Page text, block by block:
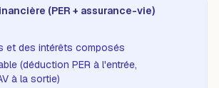
(PER + assurance-vie)
et des intérêts composés
(déduction PER à l'entrée,
à la sortie)